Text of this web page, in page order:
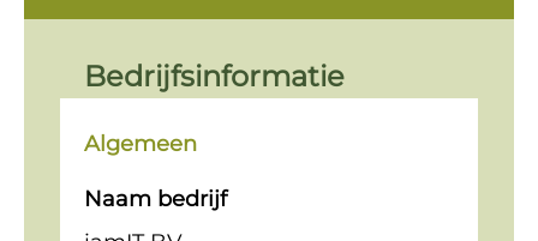
Bedrijfsinformatie
Algemeen
Naam bedrijf